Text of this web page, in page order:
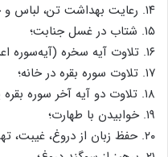
۱۴. رعایت بهداشت تن، لباس و خانه؛
۱۵. شتاب در غسل جنابت؛
۱۶. تلاوت آیه سخره (آیه‌سوره اعراف)؛
۱۷. تلاوت سوره بقره در خانه؛
۱۸. تلاوت دو آیه آخر سوره بقره پیش از خواب؛
۱۹. خوابیدن با طهارت؛
۲۰. حفظ زبان از دروغ، غیبت، تهمت، فحش؛